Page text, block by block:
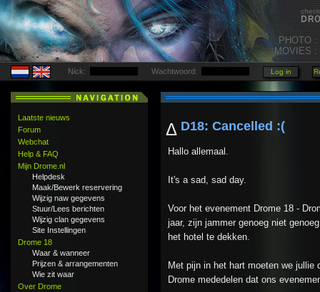
PHOTO :
MOVIES :
Nick: Wachtwoord:
Laatste nieuws
Forum
Webchat
Help & FAQ
Mijn Drome.nl
Helpdesk
Maak/Bewerk reservering
Wijzig naw gegevens
Stuur/Lees berichten
Wijzig clan gegevens
Site Instellingen
Drome 18
Waar & wanneer
Prijzen & arrangementen
Wie zit waar
Over Drome
Δ D18: Cancelled :(
Hallo allemaal.
It's a sad, sad day.
Voor het evenement Drome 18 -
jaar, zijn jammer genoeg niet
het hotel te dekken.
Met pijn in het hart moeten we
Drome mededelen dat ons